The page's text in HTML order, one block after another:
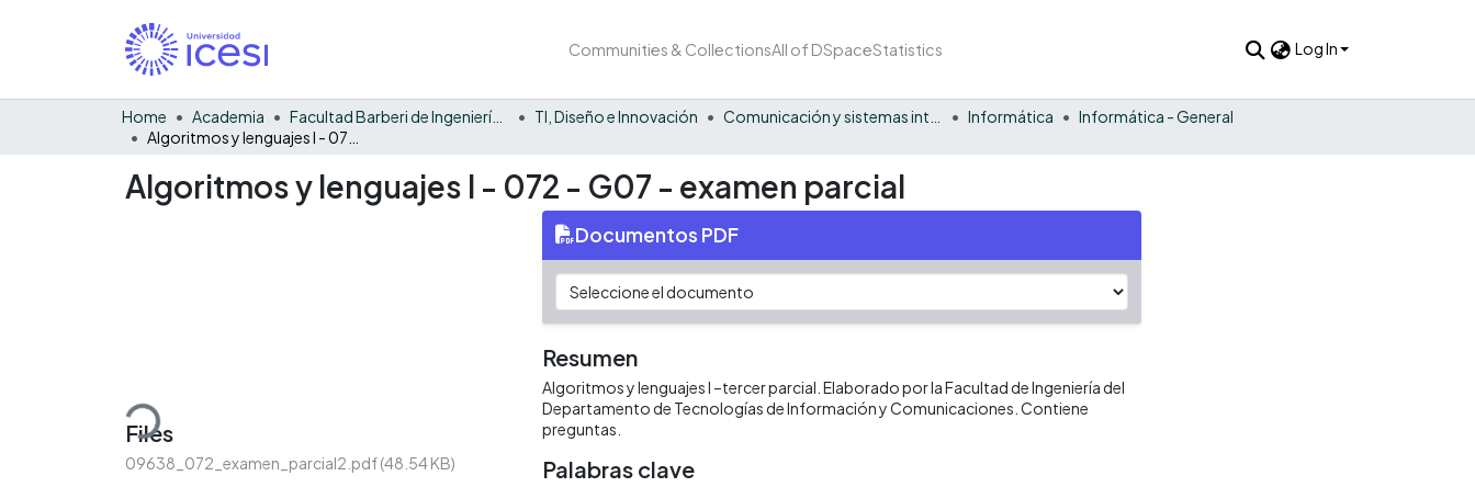
Communities & CollectionsAll of DSpaceStatistics Log In
Home Academia Facultad Barberi de Ingeniería, Diseño y Ciencias Aplicadas TI, Diseño e Innovación Informática
Informática - General
Algoritmos y lenguajes I - 072 - G07 - examen parcial
Loading...
Files
09638_072_examen_parcial2.pdf(48.54 KB)
Documentos PDF
Resumen
Algoritmos y lenguajes I –tercer parcial. Elaborado por la Facultad de Ingeniería del
Departamento de Tecnologías de Información y Comunicaciones. Contiene
preguntas.
Palabras clave